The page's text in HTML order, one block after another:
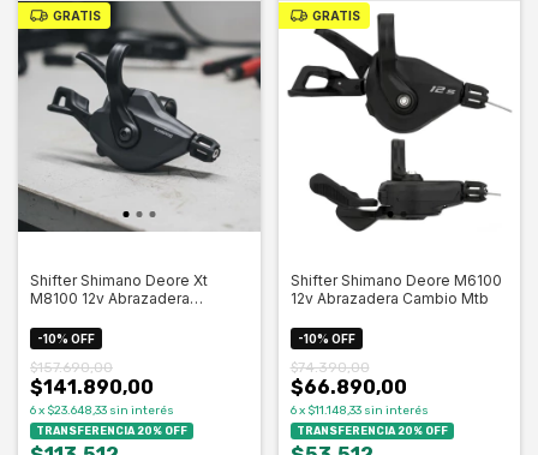
GRATIS
Shifter Shimano Deore Xt
M8100 12v Abrazadera
-10% OFF
$141.890,00
$157.690,00
6x $23.648,33 sin interés
TRANSFERENCIA 20% OFF
GRATIS
Shifter Shimano Deore M6100
12v Abrazadera Cambio Mtb
-10% OFF
$66.890,00
$74.390,00
6 x $11.148,33 sin interés
TRANSFERENCIA 20% OFF